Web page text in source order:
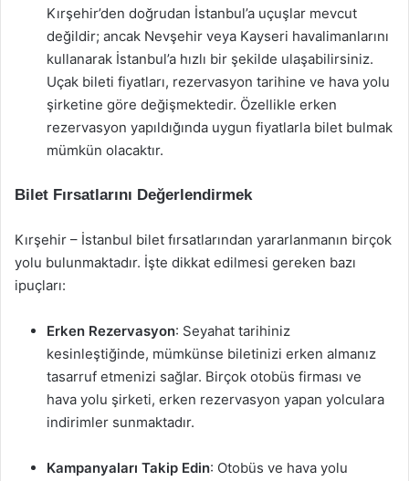
Kırşehir’den doğrudan İstanbul’a uçuşlar mevcut
değildir; ancak Nevşehir veya Kayseri havalimanlarını
kullanarak İstanbul’a hızlı bir şekilde ulaşabilirsiniz.
Uçak bileti fiyatları, rezervasyon tarihine ve hava yolu
şirketine göre değişmektedir. Özellikle erken
rezervasyon yapıldığında uygun fiyatlarla bilet bulmak
mümkün olacaktır.
Bilet Fırsatlarını Değerlendirmek
Kırşehir – İstanbul bilet fırsatlarından yararlanmanın birçok
yolu bulunmaktadır. İşte dikkat edilmesi gereken bazı
ipuçları:
Erken Rezervasyon: Seyahat tarihiniz
kesinleştiğinde, mümkünse biletinizi erken almanız
tasarruf etmenizi sağlar. Birçok otobüs firması ve
hava yolu şirketi, erken rezervasyon yapan yolculara
indirimler sunmaktadır.
Kampanyaları Takip Edin: Otobüs ve hava yolu